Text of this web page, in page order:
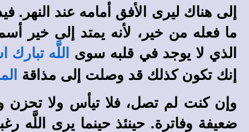
إلى هناك ليرى الأفق أمامه عند النهر.
ما فعله من خير، لأنه يمتد إلى
الذي لا يوجد في قلبه سوى
اللَّه تبارك
إنك تكون كذلك قد وصلت إلى مذاقة
وإن كنت لم تصل، فلا تيأس ولا
ضعيفة وفاترة. حينئذ حينما يرى اللَّه